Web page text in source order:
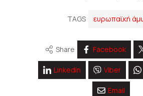
TAGS ευρωπαϊκή
Share Facebook
Linkedin Viber
Email